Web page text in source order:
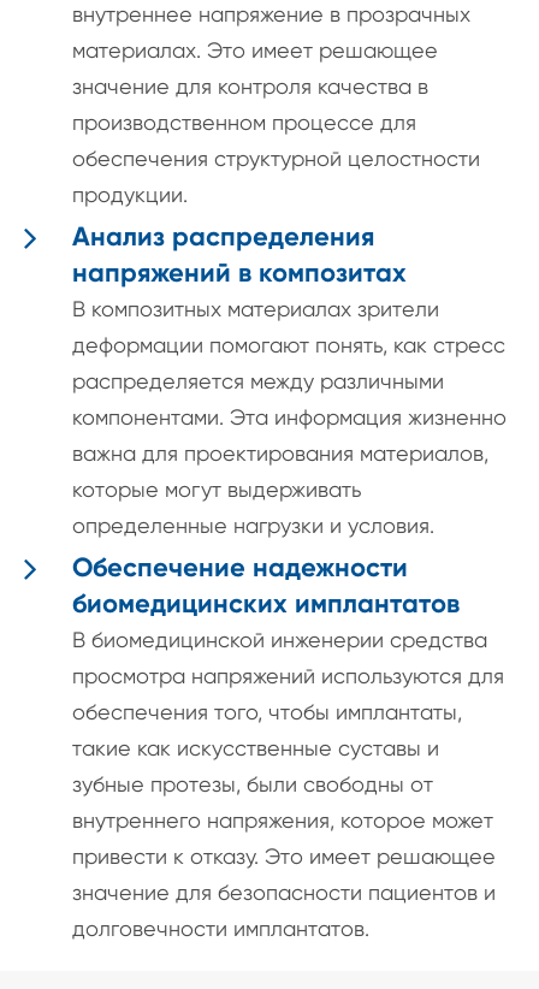
внутреннее напряжение в прозрачных
материалах. Это имеет решающее
значение для контроля качества в
производственном процессе для
обеспечения структурной целостности
продукции.
Анализ распределения
напряжений в композитах
В композитных материалах зрители
деформации помогают понять, как стресс
распределяется между различными
компонентами. Эта информация жизненно
важна для проектирования материалов,
которые могут выдерживать
определенные нагрузки и условия.
Обеспечение надежности
биомедицинских имплантатов
В биомедицинской инженерии средства
просмотра напряжений используются для
обеспечения того, чтобы имплантаты,
такие как искусственные суставы и
зубные протезы, были свободны от
внутреннего напряжения, которое может
привести к отказу. Это имеет решающее
значение для безопасности пациентов и
долговечности имплантатов.